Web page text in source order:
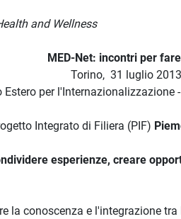
and Wellness
MED-Net: incontri per
Torino, 31 luglio
Estero per l'Internazionalizzazione
Integrato di Filiera (PIF)
esperienze, creare
la conoscenza e l'integrazione